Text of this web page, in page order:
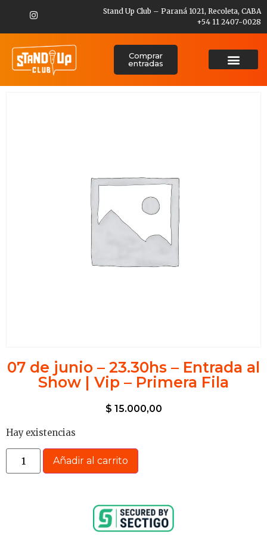
Stand Up Club – Paraná 1021, Recoleta, CABA
+54 11 2407-0028
Comprar
entradas
07 de junio – 23.30hs – Entrada al
Show | Vip – Primera Fila
$ 15.000,00
Hay existencias
Añadir al carrito